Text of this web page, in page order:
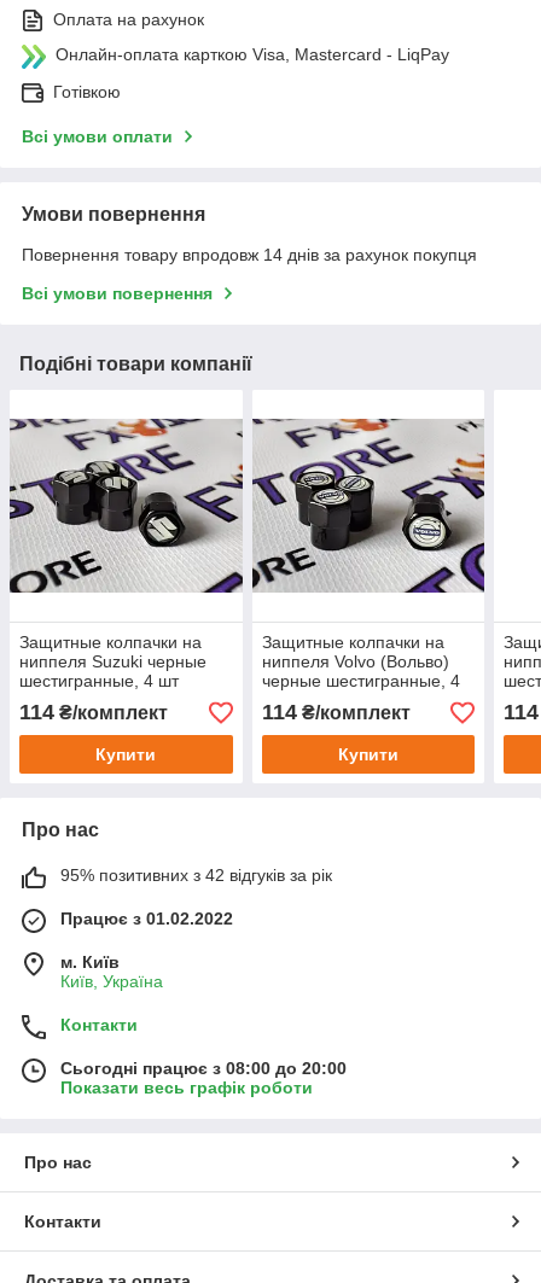
Оплата на рахунок
Онлайн-оплата карткою Visa, Mastercard - LiqPay
Готівкою
Всі умови оплати
Умови повернення
Повернення товару впродовж 14 днів за рахунок покупця
Всі умови повернення
Подібні товари компанії
Защитные колпачки на
ниппеля Suzuki черные
шестигранные, 4 шт
114 ₴/комплект
Купити
Защитные колпачки на
ниппеля Volvo (Вольво)
черные шестигранные, 4
шт
114₴/комплект
Купити
114
Про нас
95% позитивних з 42 відгуків за рік
Працює з 01.02.2022
м. Київ
Київ, Україна
Контакти
Сьогодні працює з 08:00 до 20:00
Показати весь графік роботи
Про нас
Контакти